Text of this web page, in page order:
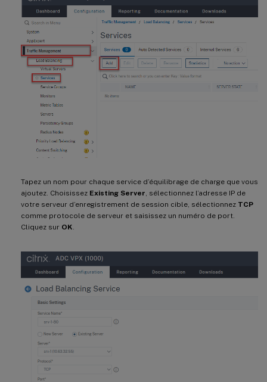
Tapez un nom pour chaque service d’équilibrage de charge que vous
ajoutez. Choisissez Existing Server, sélectionnez l’adresse IP de
votre serveur d’enregistrement de session cible, sélectionnez TCP
comme protocole de serveur et saisissez un numéro de port.
Cliquez sur OK.